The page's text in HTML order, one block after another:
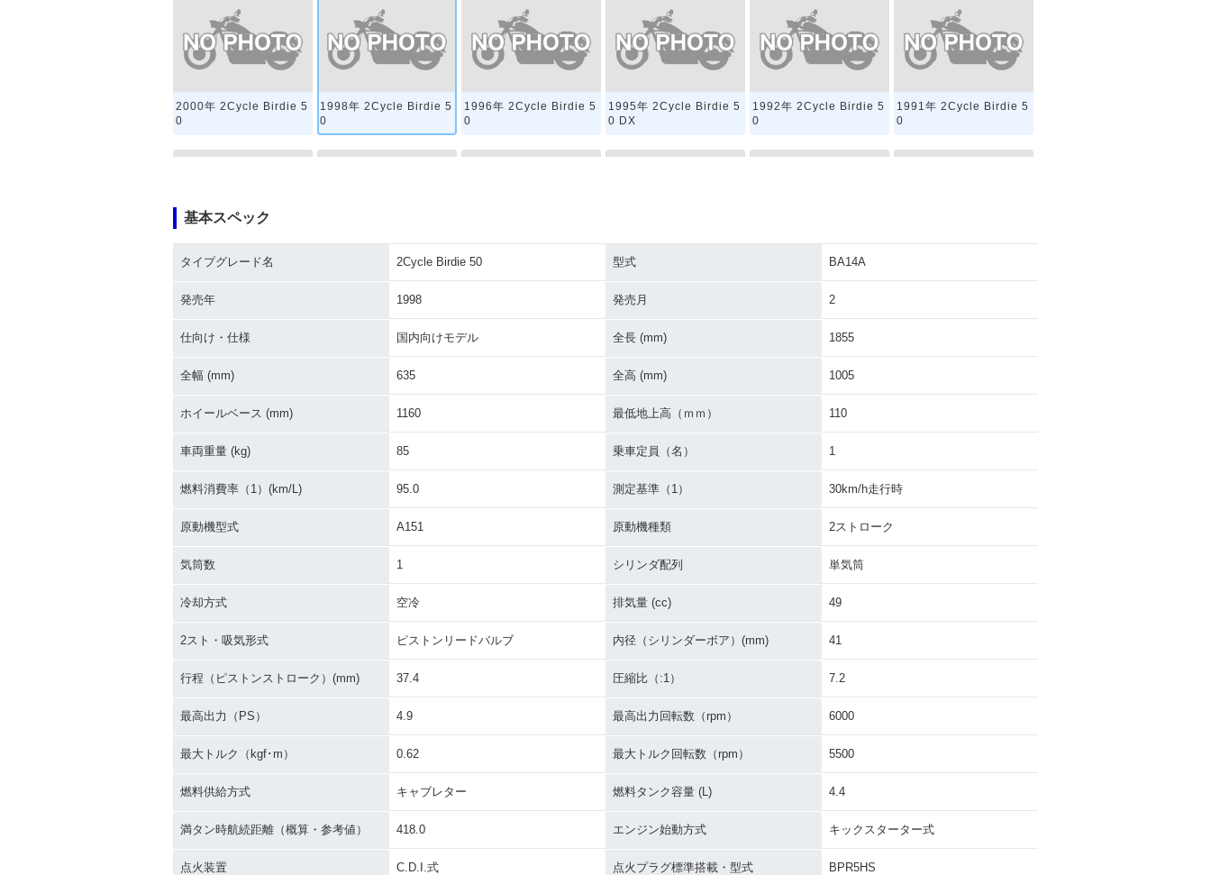
2000年 2Cycle Birdie 5
0
1998年 2Cycle Birdie 5
0
1996年 2Cycle Birdie 5
0
1995年 2Cycle Birdie 5
0 DX
1992年 2Cycle Birdie 5
0
1991年 2Cycle Birdie 5
0
1991年 RC50
1990年 2Cycle Birdie 5
1983年 2Cycle Birdie 5
1979年 2Cycle Birdie 5
1976年 2Cycle Birdie 5
0
基本スペック
タイプグレード名 2Cycle Birdie 50 型式 BA14A
発売年 1998 発売月 2
仕向け・仕様 国内向けモデル 全長 (mm) 1855
全幅 (mm) 635 全高 (mm) 1005
ホイールベース (mm) 1160 最低地上高（ｍｍ） 110
車両重量 (kg) 85 乗車定員（名） 1
燃料消費率（1）(km/L) 95.0 測定基準（1） 30km/h走行時
原動機型式 A151 原動機種類 2ストローク
気筒数 1 シリンダ配列 単気筒
冷却方式 空冷 排気量 (cc) 49
2スト・吸気形式 ピストンリードバルブ 内径（シリンダーボア）(mm) 41
行程（ピストンストローク）(mm) 37.4 圧縮比（:1） 7.2
最高出力（PS） 4.9 最高出力回転数（rpm） 6000
最大トルク（kgf･m） 0.62 最大トルク回転数（rpm） 5500
燃料供給方式 キャブレター 燃料タンク容量 (L) 4.4
満タン時航続距離（概算・参考値） 418.0 エンジン始動方式 キックスターター式
点火装置 C.D.I.式 点火プラグ標準搭載・型式 BPR5HS